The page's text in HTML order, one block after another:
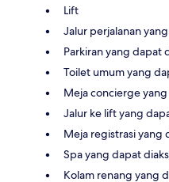
Lift
Jalur perjalanan
Parkiran yang dapat
Toilet umum yang
Meja concierge
Jalur ke lift yang
Meja registrasi yang
Spa yang dapat
Kolam renang yang